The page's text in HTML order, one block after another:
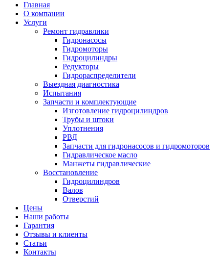
Главная
О компании
Услуги
Ремонт гидравлики
Гидронасосы
Гидромоторы
Гидроцилиндры
Редукторы
Гидрораспределители
Выездная диагностика
Испытания
Запчасти и комплектующие
Изготовление гидроцилиндров
Трубы и штоки
Уплотнения
РВД
Запчасти для гидронасосов и гидромоторов
Гидравлическое масло
Манжеты гидравлические
Восстановление
Гидроцилиндров
Валов
Отверстий
Цены
Наши работы
Гарантия
Отзывы и клиенты
Статьи
Контакты